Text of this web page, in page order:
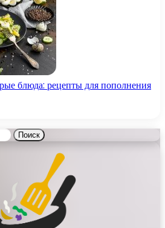
блюда: рецепты для пополнения